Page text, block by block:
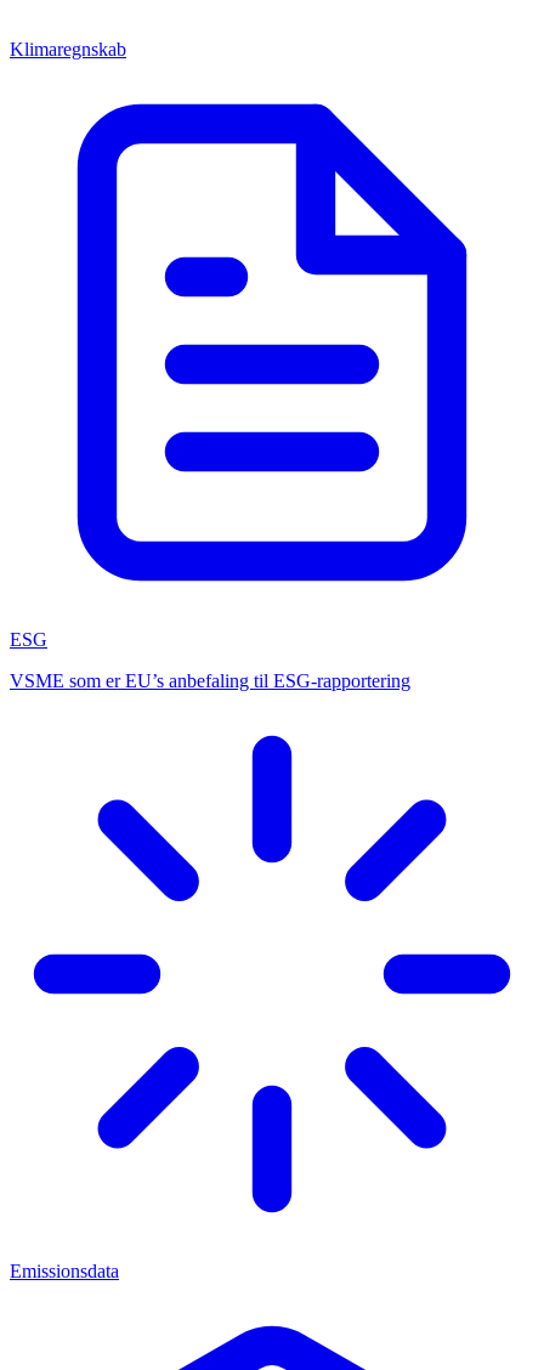
Klimaregnskab
ESG
VSME som er EU’s anbefaling til ESG-rapportering
Emissionsdata